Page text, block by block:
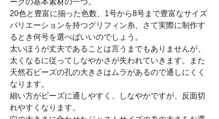
ークの基本素材の一つ。
20色と豊富に揃った色数、1号から8号まで豊富なサイズ
バリエーションを持つグリフィン糸、さて実際に制作す
るとき何号を選べばいいのでしょう。
太いほうが丈夫であることは言うまでもありませんが、
太くなるに従ってしなやかさが失われていきます。また
天然石ビーズの孔の大きさはムラがあるので通しにくく
なります。
細い方がビーズに通しやすく、しなやかですが、反面切
れやすくなります。